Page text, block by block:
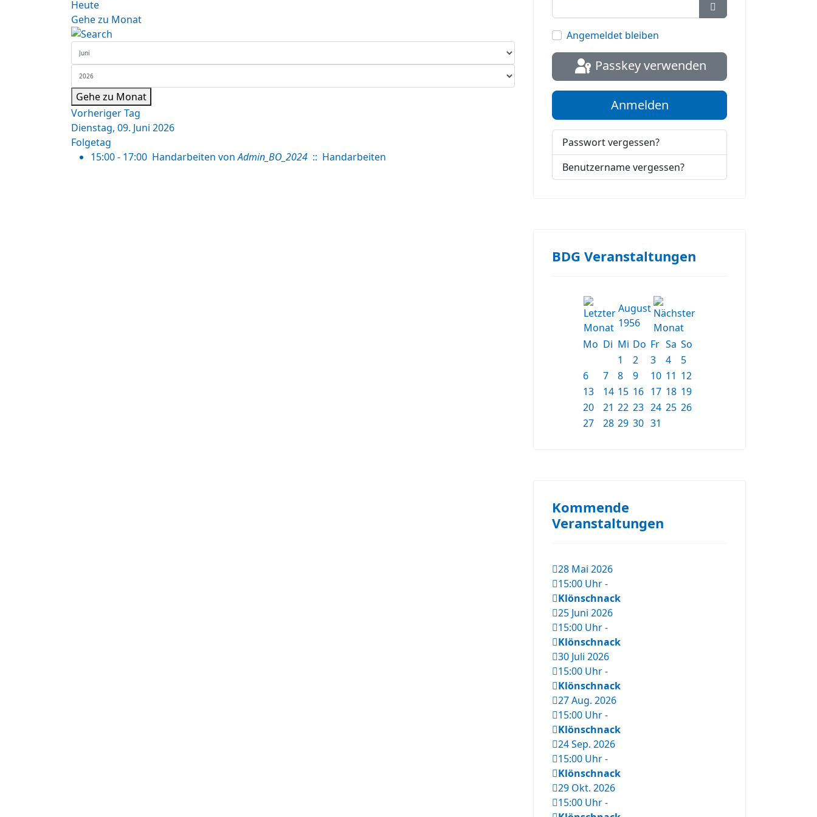
Heute
Gehe zu Monat
Gehe zu Monat
Vorheriger Tag
Dienstag, 09. Juni 2026
Folgetag
15:00 - 17:00 Handarbeiten von Admin_BO_2024 :: Handarbeiten
Passwort anzeigen
Angemeldet bleiben
Passkey verwenden
Anmelden
Passwort vergessen?
Benutzername vergessen?
BDG Veranstaltungen
August
1956
Mo Di Mi Do Fr Sa So
1
2 3 4
5
6
7 8 9 10 11 12
13
14 15 16 17 18 19
20
21 22 23 24 25 26
27
28 29 30 31
Kommende
Veranstaltungen
28 Mai 2026
15:00 Uhr-
Klönschnack
25 Juni 2026
15:00 Uhr-
Klönschnack
30 Juli 2026
15:00 Uhr-
Klönschnack
27 Aug. 2026
15:00 Uhr-
Klönschnack
24 Sep. 2026
15:00 Uhr-
Klönschnack
29 Okt. 2026
15:00 Uhr-